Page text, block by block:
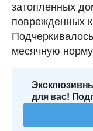
затопленных
поврежденных
месячную
для вас!